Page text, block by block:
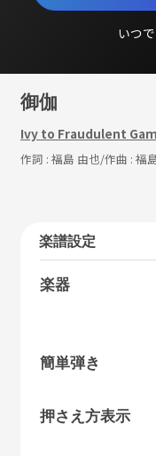
いつ
御伽
Ivy to Fraudulent
作詞 : 福島 由也/作曲 : 福
楽譜設定
楽器
簡単弾き
押さえ方表示